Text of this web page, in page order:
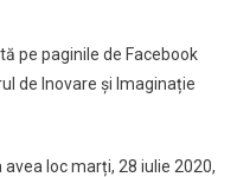
pe paginile de Facebook
de Inovare și Imaginație
loc marți, 28 iulie 2020,